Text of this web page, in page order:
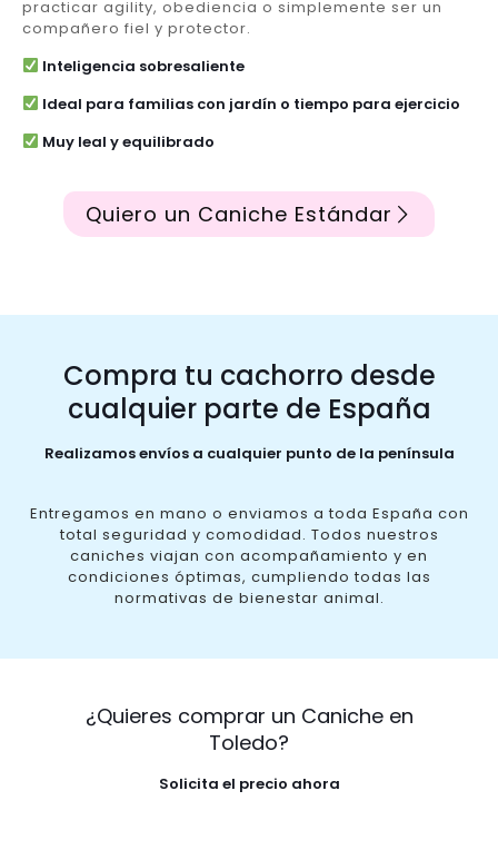
practicar agility, obediencia o simplemente ser un
compañero fiel y protector.
Inteligencia sobresaliente
Ideal para familias con jardín o tiempo para ejercicio
Muy leal y equilibrado
Quiero un Caniche Estándar
Compra tu cachorro desde
cualquier parte de España
Realizamos envíos a cualquier punto de la península
Entregamos en mano o enviamos a toda España con
total seguridad y comodidad. Todos nuestros
caniches viajan con acompañamiento y en
condiciones óptimas, cumpliendo todas las
normativas de bienestar animal.
¿Quieres comprar un Caniche en
Toledo?
Solicita el precio ahora